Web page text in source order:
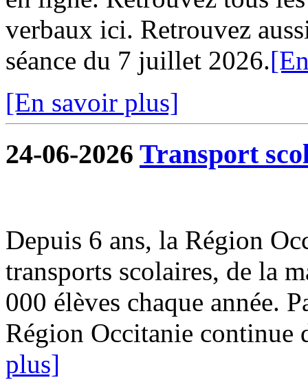
verbaux ici. Retrouvez
séance du 7 juillet 2026.
[En savoir plus]
24-06-2026 Transport
Depuis 6 ans, la Région
transports scolaires, de la
000 élèves chaque année.
Région Occitanie continue
plus]